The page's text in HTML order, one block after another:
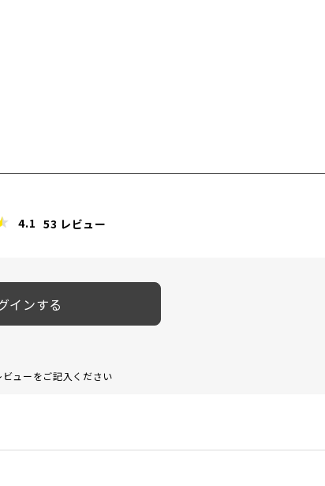
4.1 53 レビュー
インする
ューをご記入ください